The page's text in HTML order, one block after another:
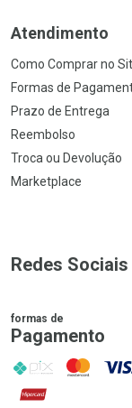
Atendimento
Como Comprar no
Formas de
Prazo de Entrega
Reembolso
Troca ou Devolução
Marketplace
Redes Sociais
formas de
Pagamento
PIX MasterCard
VISA
Hipercard